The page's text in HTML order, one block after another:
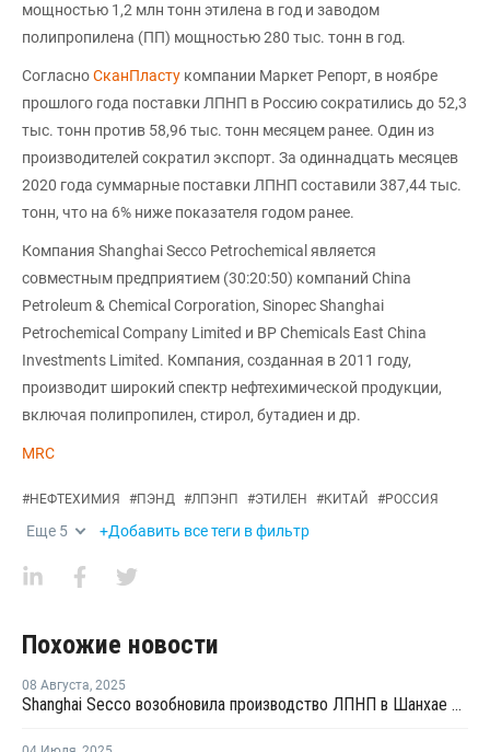
мощностью 1,2 млн тонн этилена в год и заводом
полипропилена (ПП) мощностью 280 тыс. тонн в год.
СогласноСканПласту компании Маркет Репорт, в ноябре
прошлого года поставки ЛПНП в Россию сократились до 52,3
тыс. тонн против 58,96 тыс. тонн месяцем ранее. Один из
производителей сократил экспорт. За одиннадцать месяцев
2020 года суммарные поставки ЛПНП составили 387,44 тыс.
тонн, что на 6% ниже показателя годом ранее.
Компания Shanghai Secco Petrochemical является
совместным предприятием (30:20:50) компаний China
Petroleum & Chemical Corporation, Sinopec Shanghai
Petrochemical Company Limited и BP Chemicals East China
Investments Limited. Компания, созданная в 2011 году,
производит широкий спектр нефтехимической продукции,
включая полипропилен, стирол, бутадиен и др.
MRC
#НЕФТЕХИМИЯ #ПЭНД #ЛПЭНП #ЭТИЛЕН #КИТАЙ #РОССИЯ
Еще 5 +Добавить все теги в фильтр
Похожие новости
08 Августа, 2025
Shanghai Secco возобновила производство ЛПНП в Шанхае после ремонта